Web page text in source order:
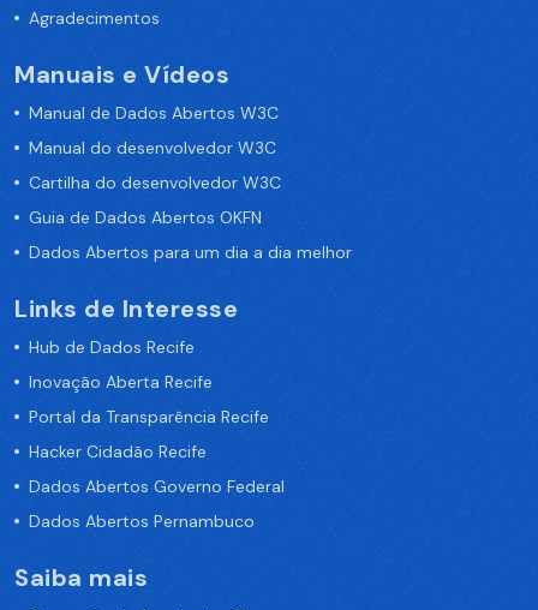
Agradecimentos
Manuais e Vídeos
Manual de Dados Abertos W3C
Manual do desenvolvedor W3C
Cartilha do desenvolvedor W3C
Guia de Dados Abertos OKFN
Dados Abertos para um dia a dia melhor
Links de Interesse
Hub de Dados Recife
Inovação Aberta Recife
Portal da Transparência Recife
Hacker Cidadão Recife
Dados Abertos Governo Federal
Dados Abertos Pernambuco
Saiba mais